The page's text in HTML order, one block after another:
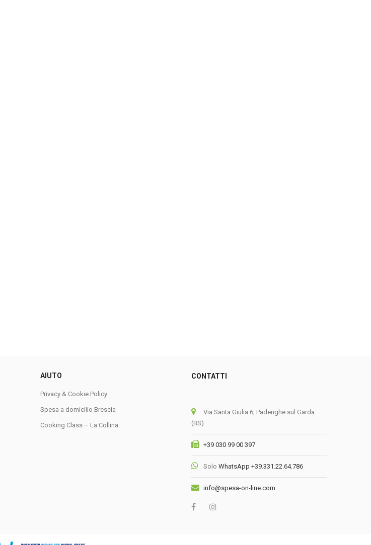
AIUTO
Privacy & Cookie Policy
Spesa a domicilio Brescia
Cooking Class – La Collina
CONTATTI
Via Santa Giulia 6, Padenghe sul Garda
(BS)
+39 030 99 00 397
Solo WhatsApp +39.331.22.64.786
info@spesa-on-line.com